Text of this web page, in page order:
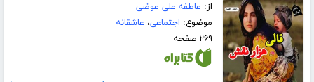
از: عاطفه علی عوضی
موضوع: اجتماعی، عاشقانه
۲۶۹ صفحه